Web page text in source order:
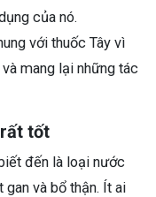
của nó.
với thuốc Tây vì
mang lại những tác
tốt
đến là loại nước
và bổ thận. Ít ai